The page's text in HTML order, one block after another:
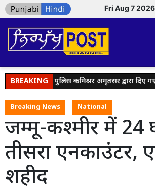
Fri Aug 7
BREAKING
हैंडल्स पर पुलिस कमिश्नर अमृतसर द्वारा दिए गए
Breaking News National
जम्मू-कश्मीर में 24
तीसरा एनकाउंटर,
शहीद